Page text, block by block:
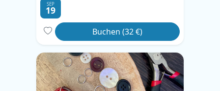
SEP
19
Buchen (32 €)